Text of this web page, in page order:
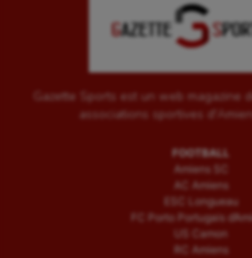
Gazette Sports est un web magazine
associations sportives
FOOTBALL
Amiens SC
AC Amiens
ESC Longueau
FC Porto Portugais
US Camon
RC Amiens